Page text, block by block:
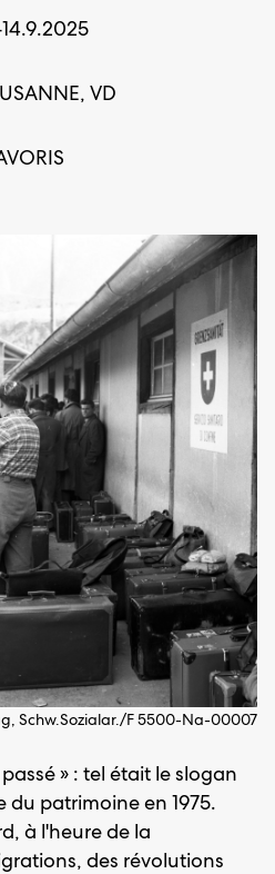
VD
Schw.Sozialar./F 5500-Na-00007
» : tel était le slogan
du patrimoine en 1975.
à l'heure de la
des révolutions